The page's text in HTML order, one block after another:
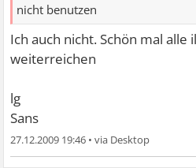
nicht benutzen
Ich auch nicht. Schön mal alle
weiterreichen
lg
Sans
27.12.2009 19:46 •